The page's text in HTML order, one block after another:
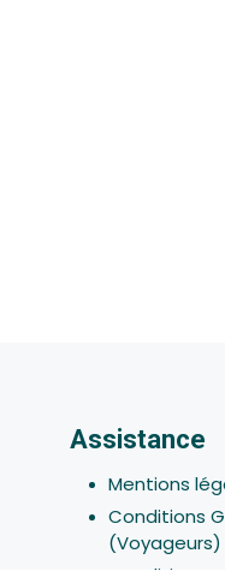
Assistance
Mentions
Conditions
(Voyageurs)
Conditions